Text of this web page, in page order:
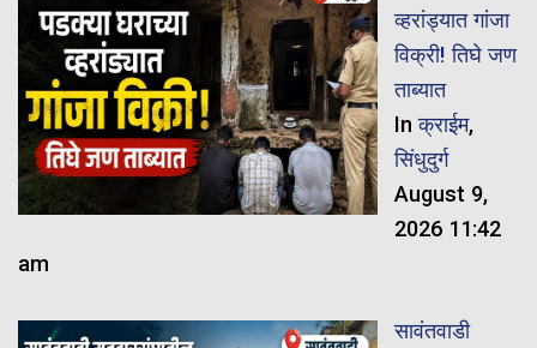
व्हरांड्यात गांजा
विक्री! तिघे जण
ताब्यात
Inक्राईम,
सिंधुदुर्ग
August 9,
2026 11:42
am
सावंतवाडी